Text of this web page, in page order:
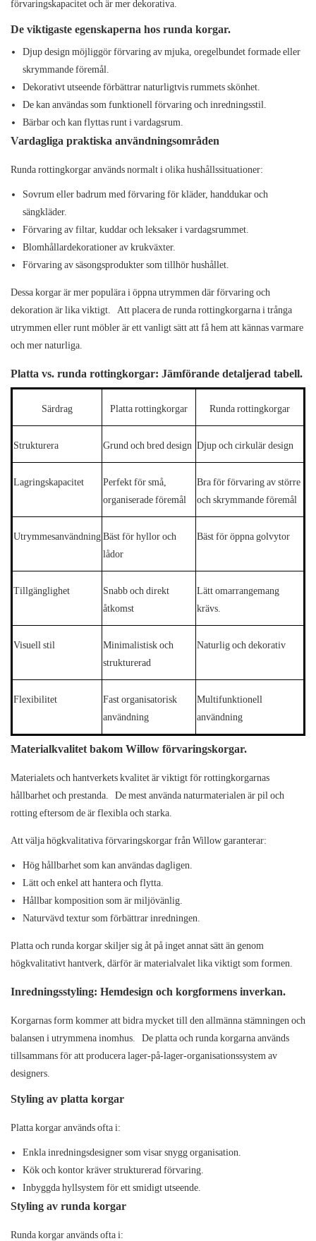
förvaringskapacitet och är mer dekorativa.
De viktigaste egenskaperna hos runda korgar.
Djup design möjliggör förvaring av mjuka, oregelbundet formade eller
skrymmande föremål.
Dekorativt utseende förbättrar naturligtvis rummets skönhet.
De kan användas som funktionell förvaring och inredningsstil.
Bärbar och kan flyttas runt i vardagsrum.
Vardagliga praktiska användningsområden
Runda rottingkorgar används normalt i olika hushållssituationer:
Sovrum eller badrum med förvaring för kläder, handdukar och
sängkläder.
Förvaring av filtar, kuddar och leksaker i vardagsrummet.
Blomhållardekorationer av krukväxter.
Förvaring av säsongsprodukter som tillhör hushållet.
Dessa korgar är mer populära i öppna utrymmen där förvaring och
dekoration är lika viktigt.
Att placera de runda rottingkorgarna i trånga
utrymmen eller runt möbler är ett vanligt sätt att få hem att kännas varmare
och mer naturliga.
Platta vs. runda rottingkorgar: Jämförande detaljerad tabell.
Särdrag Platta rottingkorgar Runda rottingkorgar
Strukturera Grund och bred design Djup och cirkulär design
Lagringskapacitet
Perfekt för små,
organiserade föremål
Bra för förvaring av större
och skrymmande föremål
UtrymmesanvändningBäst för hyllor och
lådor
Bäst för öppna golvytor
Tillgänglighet
Snabb och direkt
åtkomst
Lätt omarrangemang
krävs.
Visuell stil
Minimalistisk och
strukturerad
Naturlig och dekorativ
Flexibilitet
Fast organisatorisk
användning
Multifunktionell
användning
Materialkvalitet bakom Willow förvaringskorgar.
Materialets och hantverkets kvalitet är viktigt för rottingkorgarnas
hållbarhet och prestanda.
De mest använda naturmaterialen är pil och
rotting eftersom de är flexibla och starka.
Att välja högkvalitativaförvaringskorgar från Willowgaranterar:
Hög hållbarhet som kan användas dagligen.
Lätt och enkel att hantera och flytta.
Hållbar komposition som är miljövänlig.
Naturvävd textur som förbättrar inredningen.
Platta och runda korgar skiljer sig åt på inget annat sätt än genom
högkvalitativt hantverk, därför är materialvalet lika viktigt som formen.
Inredningsstyling: Hemdesign och korgformens inverkan.
Korgarnas form kommer att bidra mycket till den allmänna stämningen och
balansen i utrymmena inomhus.
De platta och runda korgarna används
tillsammans för att producera lager-på-lager-organisationssystem av
designers.
Styling av platta korgar
Platta korgar används ofta i:
Enkla inredningsdesigner som visar snygg organisation.
Kök och kontor kräver strukturerad förvaring.
Inbyggda hyllsystem för ett smidigt utseende.
Styling av runda korgar
Runda korgar används ofta i: